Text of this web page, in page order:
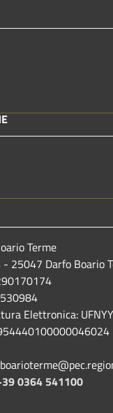
Terme
- 25047 Darfo Boario
Elettronica:
0364 541100